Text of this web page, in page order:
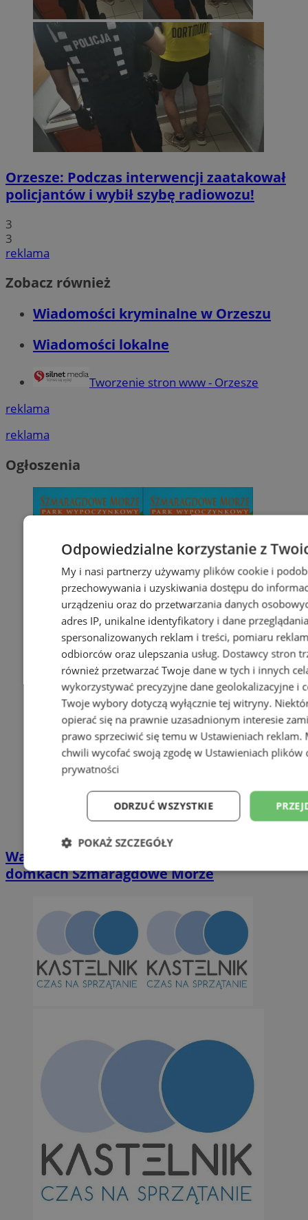
Orzesze: Podczas interwencji zaatakował
policjantów i wybił szybę radiowozu!
3
3
reklama
Zobacz również
Wiadomości kryminalne w Orzeszu
Wiadomości lokalne
Tworzenie stron www - Orzesze
reklama
reklama
Ogłoszenia
Wakacyjny wypoczynek nad Bałtykiem w
domkach Szmaragdowe Morze
Odpowiedzialne korzystanie z
My i nasi partnerzy używamy plików cookie i
przechowywania i uzyskiwania dostępu do
urządzeniu oraz do przetwarzania danych
adres IP, unikalne identyfikatory i dane
spersonalizowanych reklam i treści, pomiaru
odbiorców oraz ulepszania usług. Dostawcy stron
również przetwarzać Twoje dane w tych i innych
wykorzystywać precyzyjne dane geolokalizacyjne i
Twoje wybory dotyczą wyłącznie tej witryny.
opierać się na prawnie uzasadnionym interesie
prawo sprzeciwić się temu w Ustawieniach reklam.
chwili wycofać swoją zgodę w Ustawieniach plików
prywatności
ODRZUĆ WSZYSTKIE
POKAŻ SZCZEGÓŁY
Niezbędne Wydajność
Niesklasyfikowane
Niezbędne pliki cookie umożliwiają korzystanie z podstawowych
takich jak logowanie użytkownika i zarządzanie kontem. Bez
można prawidłowo korzystać ze strony internetowej.
orzesze.com.pl
QeSessID orzesze.com.pl
MvSessID orzesze.com.pl